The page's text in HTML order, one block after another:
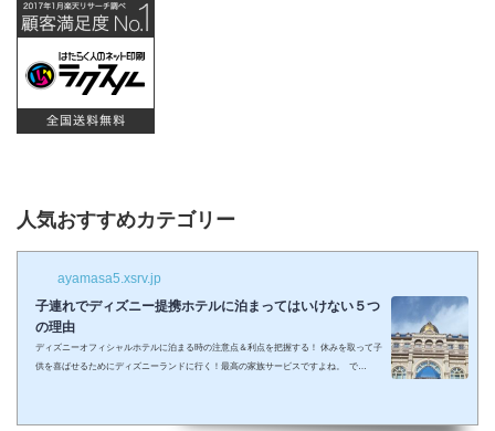
人気おすすめカテゴリー
ayamasa5.xsrv.jp
子連れでディズニー提携ホテルに泊まってはいけない５つ
の理由
ディズニーオフィシャルホテルに泊まる時の注意点＆利点を把握する！ 休みを取って子
供を喜ばせるためにディズニーランドに行く！最高の家族サービスですよね。 で